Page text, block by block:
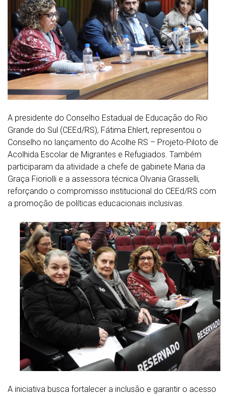
A presidente do Conselho Estadual de Educação do Rio
Grande do Sul (CEEd/RS), Fátima Ehlert, representou o
Conselho no lançamento do Acolhe RS – Projeto-Piloto de
Acolhida Escolar de Migrantes e Refugiados. Também
participaram da atividade a chefe de gabinete Maria da
Graça Fioriolli e a assessora técnica Olvania Grasselli,
reforçando o compromisso institucional do CEEd/RS com
a promoção de políticas educacionais inclusivas.
A iniciativa busca fortalecer a inclusão e garantir o acesso